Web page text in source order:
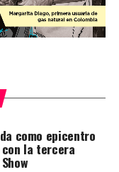
como epicentro
la tercera